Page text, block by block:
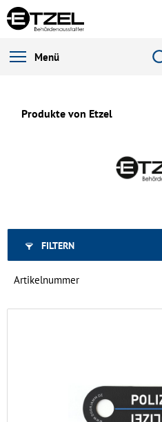
Menü
Produkte von Etzel
FILTERN